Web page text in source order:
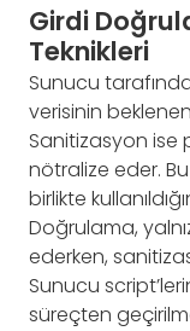
Girdi
Teknikleri
Sunucu
verisinin
Sanitizasyon ise
nötralize eder.
birlikte
Doğrulama,
ederken,
Sunucu
süreçten